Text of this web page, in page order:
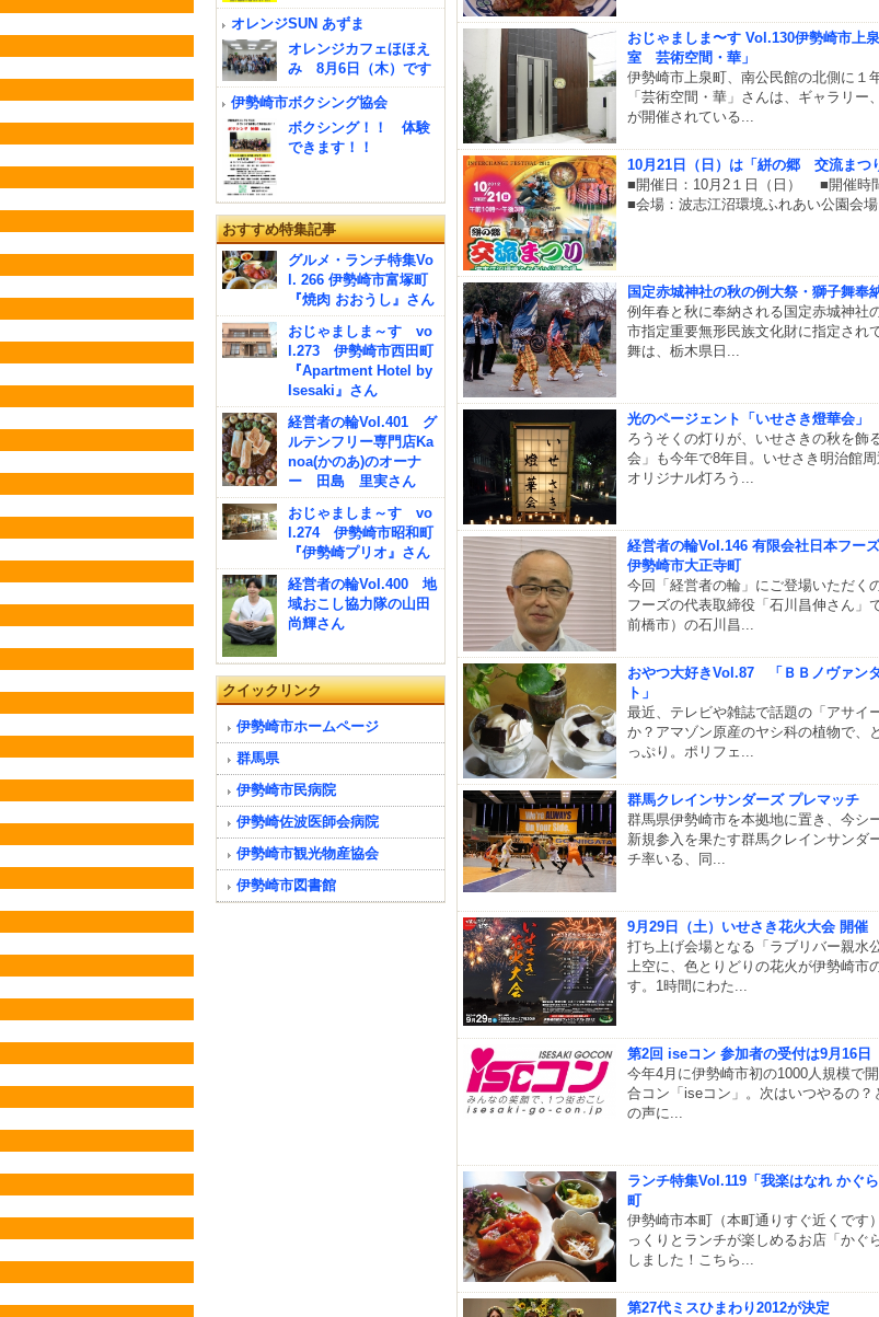
おじゃましま〜す Vol.130伊勢崎市上
室 芸術空間・華」
伊勢崎市上泉町、南公民館の北側に１
「芸術空間・華」さんは、ギャラリー
が開催されている...
10月21日（日）は「絣の郷 交流まつ
■開催日：10月2１日（日） ■開催時
■会場：波志江沼環境ふれあい公園会
国定赤城神社の秋の例大祭・獅子舞奉
例年春と秋に奉納される国定赤城神社
市指定重要無形民族文化財に指定され
舞は、栃木県日...
光のページェント「いせさき燈華会」
ろうそくの灯りが、いせさきの秋を飾
会」も今年で8年目。いせさき明治館周
オリジナル灯ろう...
経営者の輪Vol.146 有限会社日本フー
伊勢崎市大正寺町
今回「経営者の輪」にご登場いただく
フーズの代表取締役「石川昌伸さん」
前橋市）の石川昌...
おやつ大好きVol.87 「ＢＢノヴァン
ト」
最近、テレビや雑誌で話題の「アサイ
か？アマゾン原産のヤシ科の植物で、
っぷり。ポリフェ...
群馬クレインサンダーズ プレマッチ
群馬県伊勢崎市を本拠地に置き、今シ
新規参入を果たす群馬クレインサンダ
チ率いる、同...
9月29日（土）いせさき花火大会 開催
打ち上げ会場となる「ラブリバー親水
上空に、色とりどりの花火が伊勢崎市
す。1時間にわた...
第2回 iseコン 参加者の受付は9月16日
今年4月に伊勢崎市初の1000人規模で
合コン「iseコン」。次はいつやるの？
の声に...
ランチ特集Vol.119「我楽はなれ かぐ
町
伊勢崎市本町（本町通りすぐ近くです
っくりとランチが楽しめるお店「かぐ
しました！こちら...
第27代ミスひまわり2012が決定
オレンジSUN あずま
オレンジカフェほほえ
み 8月6日（木）です
伊勢崎市ボクシング協会
ボクシング！！ 体験
できます！！
おすすめ特集記事
グルメ・ランチ特集Vo
l. 266 伊勢崎市富塚町
『焼肉 おおうし』さん
おじゃましま～す vo
l.273 伊勢崎市西田町
『Apartment Hotel by
Isesaki』さん
経営者の輪Vol.401 グ
ルテンフリー専門店Ka
noa(かのあ)のオーナ
ー 田島 里実さん
おじゃましま～す vo
l.274 伊勢崎市昭和町
『伊勢崎プリオ』さん
経営者の輪Vol.400 地
域おこし協力隊の山田
尚輝さん
クイックリンク
伊勢崎市ホームページ
群馬県
伊勢崎市民病院
伊勢崎佐波医師会病院
伊勢崎市観光物産協会
伊勢崎市図書館